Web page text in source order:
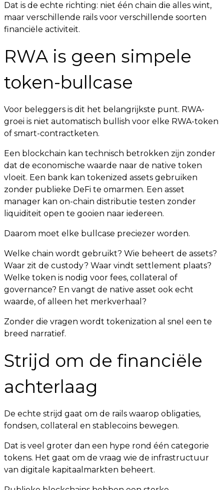
Dat is de echte richting: niet één chain die alles wint,
maar verschillende rails voor verschillende soorten
financiële activiteit.
RWA is geen simpele
token-bullcase
Voor beleggers is dit het belangrijkste punt. RWA-
groei is niet automatisch bullish voor elke RWA-token
of smart-contractketen.
Een blockchain kan technisch betrokken zijn zonder
dat de economische waarde naar de native token
vloeit. Een bank kan tokenized assets gebruiken
zonder publieke DeFi te omarmen. Een asset
manager kan on-chain distributie testen zonder
liquiditeit open te gooien naar iedereen.
Daarom moet elke bullcase preciezer worden.
Welke chain wordt gebruikt? Wie beheert de assets?
Waar zit de custody? Waar vindt settlement plaats?
Welke token is nodig voor fees, collateral of
governance? En vangt de native asset ook echt
waarde, of alleen het merkverhaal?
Zonder die vragen wordt tokenization al snel een te
breed narratief.
Strijd om de financiële
achterlaag
De echte strijd gaat om de rails waarop obligaties,
fondsen, collateral en stablecoins bewegen.
Dat is veel groter dan een hype rond één categorie
tokens. Het gaat om de vraag wie de infrastructuur
van digitale kapitaalmarkten beheert.